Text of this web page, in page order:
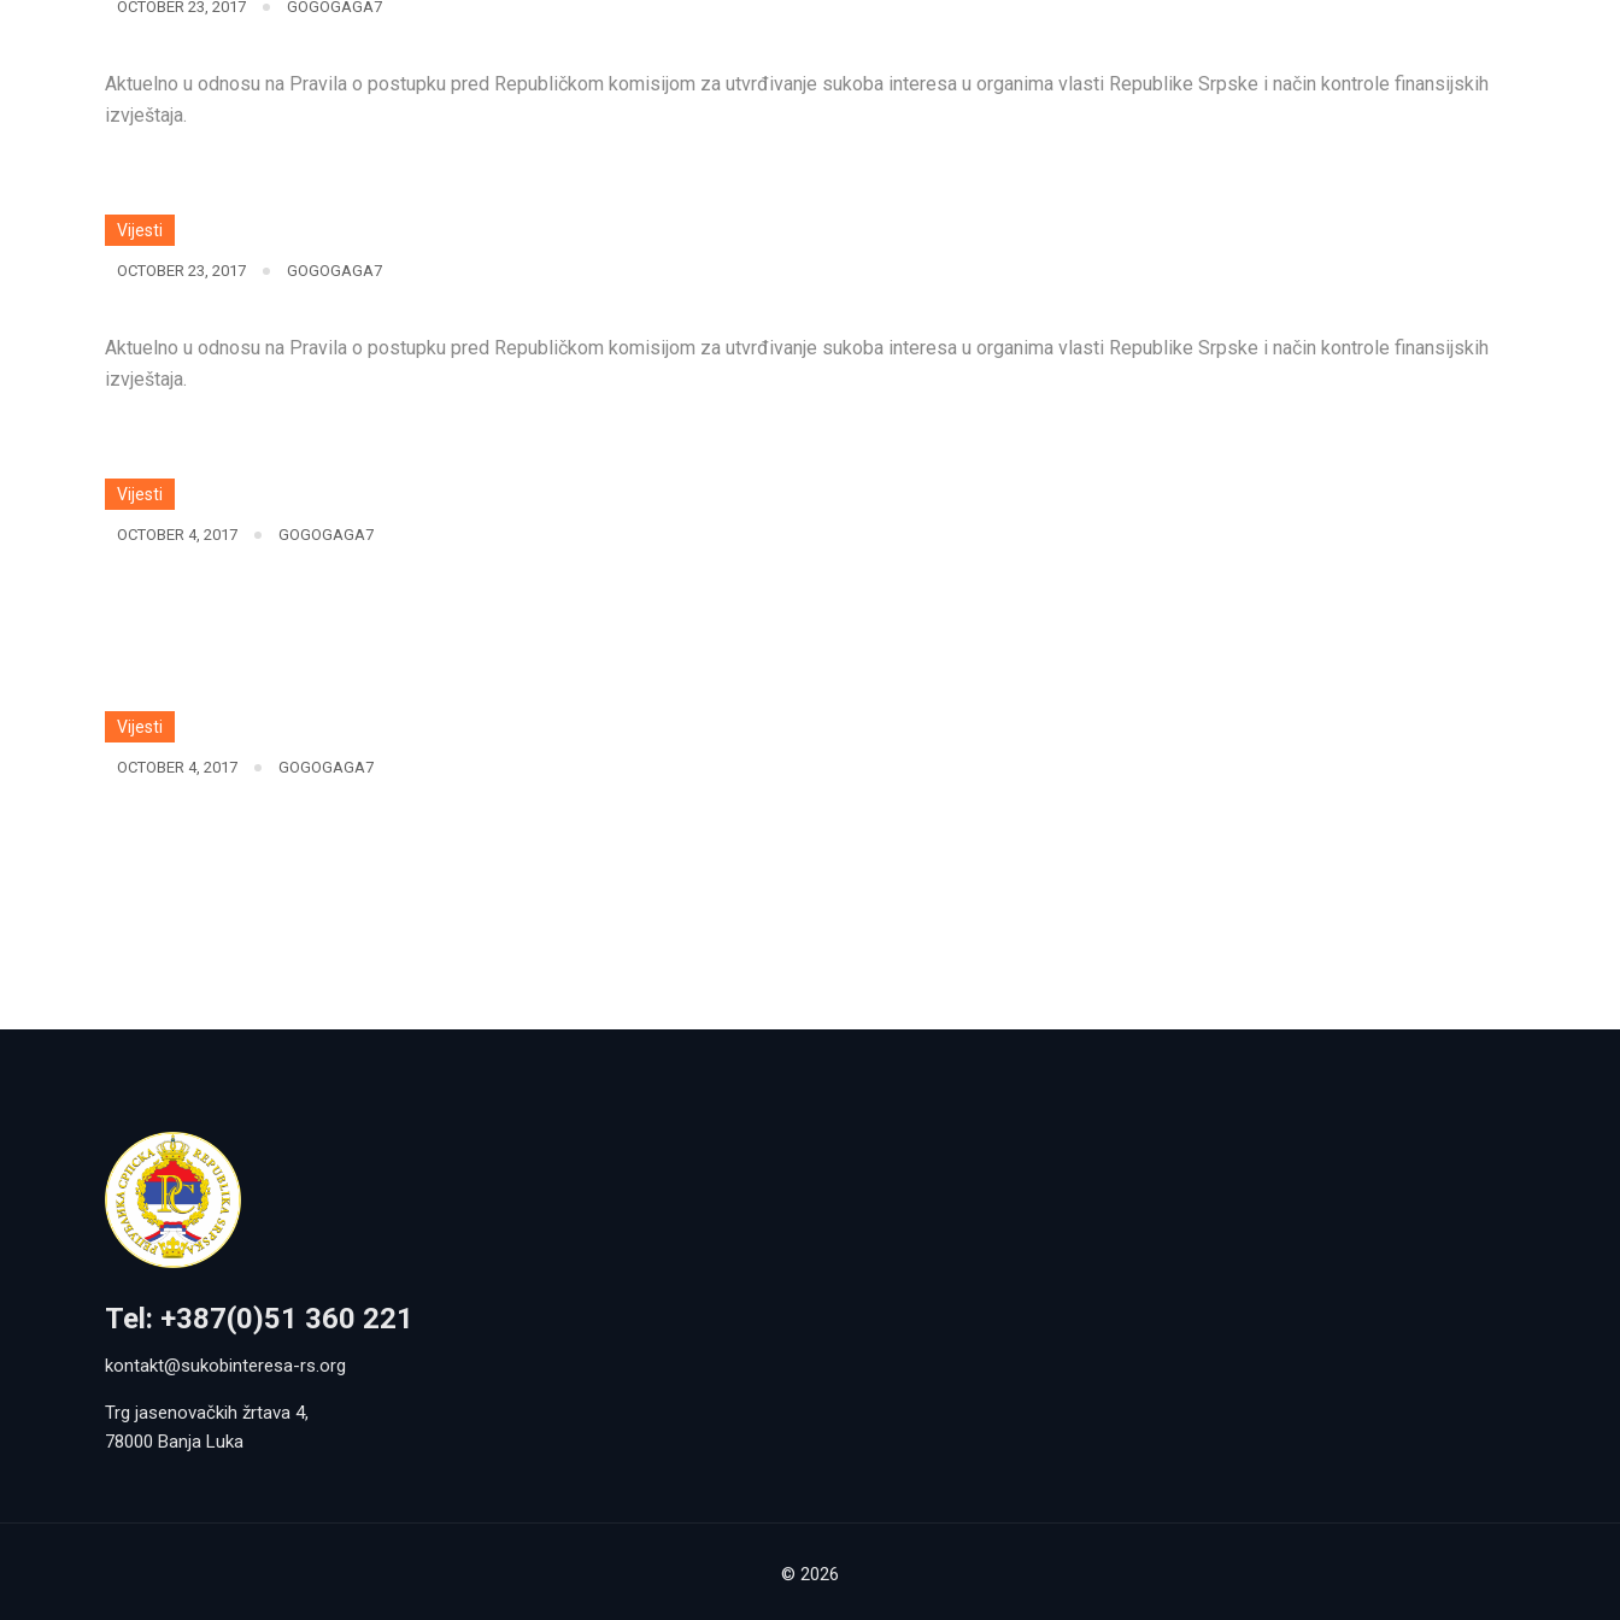
OCTOBER 23, 2017 GOGOGAGA7
Aktuelno u odnosu na Pravila o postupku pred Republičkom komisijom za utvrđivanje sukoba interesa u organima vlasti Republike Srpske i način kontrole finansijskih
izvještaja.
Vijesti
OCTOBER 23, 2017 GOGOGAGA7
Aktuelno u odnosu na Pravila o postupku pred Republičkom komisijom za utvrđivanje sukoba interesa u organima vlasti Republike Srpske i način kontrole finansijskih
izvještaja.
Vijesti
OCTOBER 4, 2017 GOGOGAGA7
Vijesti
OCTOBER 4, 2017 GOGOGAGA7
Tel: +387(0)51 360 221
kontakt@sukobinteresa-rs.org
Trg jasenovačkih žrtava 4,
78000 Banja Luka
© 2026